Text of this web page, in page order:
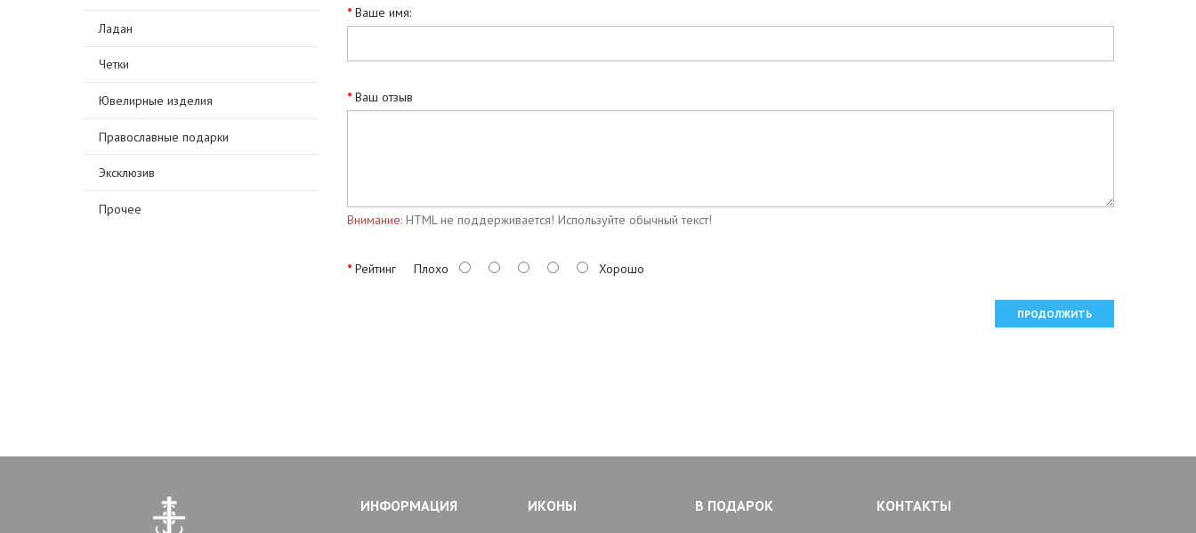
Ладан
Четки
Ювелирные изделия
Православные подарки
Эксклюзив
Прочее
Ваше имя:
Ваш отзыв
Внимание:HTML не поддерживается! Используйте обычный текст!
РейтингПлохо Хорошо
ПРОДОЛЖИТЬ
ИНФОРМАЦИЯ ИКОНЫ В ПОДАРОК КОНТАКТЫ